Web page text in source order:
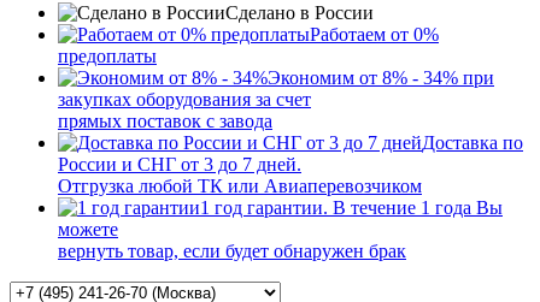
Сделано в России
Работаем от 0%
предоплаты
Экономим от 8% - 34% при
закупках оборудования за счет
прямых поставок с завода
Доставка по
России и СНГ от 3 до 7 дней.
Отгрузка любой ТК или Авиаперевозчиком
1 год гарантии. В течение 1 года Вы
можете
вернуть товар, если будет обнаружен брак